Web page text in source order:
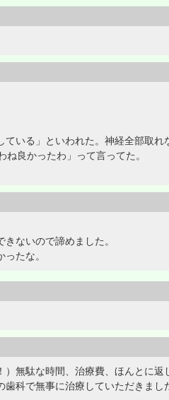
いる」といわれた。神経全部取れ
良かったわ」って言ってた。
ないので諦めました。
たな。
無駄な時間、治療費、ほんとに返
科で無事に治療していただきまし